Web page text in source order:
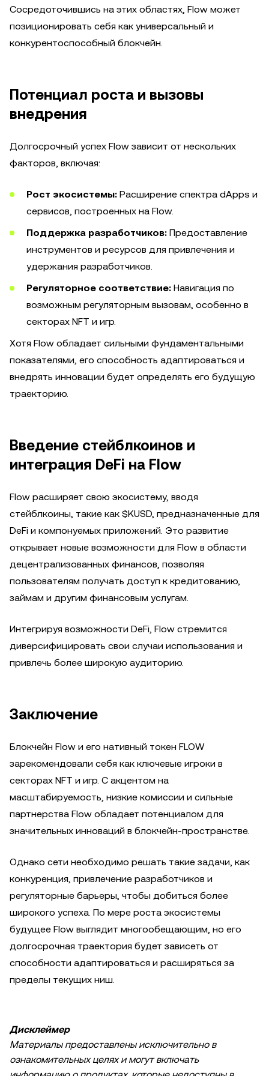
Сосредоточившись на этих областях, Flow может
позиционировать себя как универсальный и
конкурентоспособный блокчейн.
Потенциал роста и вызовы
внедрения
Долгосрочный успех Flow зависит от нескольких
факторов, включая:
Рост экосистемы: Расширение спектра dApps и
сервисов, построенных на Flow.
Поддержка разработчиков: Предоставление
инструментов и ресурсов для привлечения и
удержания разработчиков.
Регуляторное соответствие: Навигация по
возможным регуляторным вызовам, особенно в
секторах NFT и игр.
Хотя Flow обладает сильными фундаментальными
показателями, его способность адаптироваться и
внедрять инновации будет определять его будущую
траекторию.
Введение стейблкоинов и
интеграция DeFi на Flow
Flow расширяет свою экосистему, вводя
стейблкоины, такие как $KUSD, предназначенные для
DeFi и компонуемых приложений. Это развитие
открывает новые возможности для Flow в области
децентрализованных финансов, позволяя
пользователям получать доступ к кредитованию,
займам и другим финансовым услугам.
Интегрируя возможности DeFi, Flow стремится
диверсифицировать свои случаи использования и
привлечь более широкую аудиторию.
Заключение
Блокчейн Flow и его нативный токен FLOW
зарекомендовали себя как ключевые игроки в
секторах NFT и игр. С акцентом на
масштабируемость, низкие комиссии и сильные
партнерства Flow обладает потенциалом для
значительных инноваций в блокчейн-пространстве.
Однако сети необходимо решать такие задачи, как
конкуренция, привлечение разработчиков и
регуляторные барьеры, чтобы добиться более
широкого успеха. По мере роста экосистемы
будущее Flow выглядит многообещающим, но его
долгосрочная траектория будет зависеть от
способности адаптироваться и расширяться за
пределы текущих ниш.
Дисклеймер
Материалы предоставлены исключительно в
ознакомительных целях и могут включать